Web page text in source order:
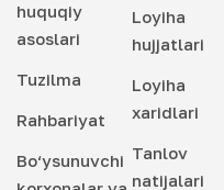
huquqiy
asoslari
Tuzilma
Rahbariyat
Bo‘ysunuvchi
Loyiha
hujjatlari
Loyiha
xaridlari
Tanlov
natijalari